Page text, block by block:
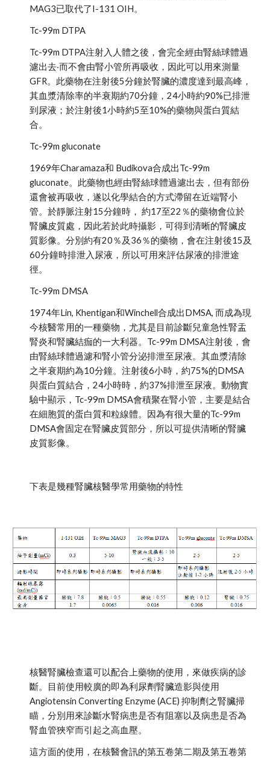
MAG3已取代了I-131 OIH。
Tc-99m DTPA
Tc-99m DTPA注射入人體之後，會完全經由腎絲球體過
濾出去‧而不會由腎小管所再吸收，因此可以用來測量
GFR。此藥物在注射後5分鐘於腎臟的濃度達到最高峰，
其血漿清除率的半衰期約70分鐘，24小時約90%已排泄
到尿液；於注射後1小時約5至10%的藥物與蛋白質結
合。
Tc-99m gluconate
1969年Charamaza和 Budikova合成出Tc-99m
gluconate。此藥物也經由腎絲球體過濾出去，但有部份
還會被再吸收，遂以化學結合的方式滯留在近端腎小
管。於靜脈注射15分鐘時， 約17至22％的藥物會位於
腎臟皮質處，因此若於此時攝影，可得到清晰的腎臟皮
質影像。分別約有20％及36％的藥物，會在注射後15及
60分鐘時排泄入尿液，所以可用來評估尿液的排泄途
徑。
Tc-99m DMSA
1974年Lin, Khentigan和Winchell合成出DMSA, 而成為現
今核醫常用的一種藥物，尤其是目前診斷兒童急性腎盂
腎炎和腎臟結痂的一大利器。Tc-99m DMSA注射後，會
由腎絲球體過濾和腎小管分泌排泄至尿液。其血漿清除
之半衰期約為10分鐘。注射後6小時，約75%的DMSA
與蛋白質結合，24小時時，約37%排泄至尿液。動物實
驗中顯示，Tc-99m DMSA會積聚在腎小管，主要是結合
在細胞質的蛋白質和粒線體。因為有很大量的Tc-99m
DMSA會固定在腎臟皮質部分，所以可提供清晰的腎臟
皮質影像。
下表是幾種腎臟核醫學常用藥物的特性
核醫腎臟檢查還可以配合上藥物的使用，來做疾病的診
斷。目前使用較廣的即為利尿劑腎臟造影與使用
Angiotensin Converting Enzyme (ACE) 抑制劑之腎臟掃
瞄，分別用來診斷水腎病患是否有阻塞以及病患是否為
腎血管狹窄而引起之高血壓。
這方面的使用，在核醫會訊的第五卷第二期及第五卷第